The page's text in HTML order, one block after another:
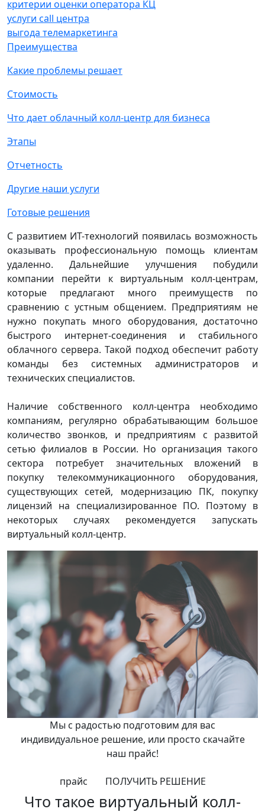
критерии оценки оператора КЦ
услуги call центра
выгода телемаркетинга
Преимущества
Какие проблемы решает
Стоимость
Что дает облачный колл-центр для бизнеса
Этапы
Отчетность
Другие наши услуги
Готовые решения
С развитием ИТ-технологий появилась возможность
оказывать профессиональную помощь клиентам
удаленно. Дальнейшие улучшения побудили
компании перейти к виртуальным колл-центрам,
которые предлагают много преимуществ по
сравнению с устным общением. Предприятиям не
нужно покупать много оборудования, достаточно
быстрого интернет-соединения и стабильного
облачного сервера. Такой подход обеспечит работу
команды без системных администраторов и
технических специалистов.
Наличие собственного колл-центра необходимо
компаниям, регулярно обрабатывающим большое
количество звонков, и предприятиям с развитой
сетью филиалов в России. Но организация такого
сектора потребует значительных вложений в
покупку телекоммуникационного оборудования,
существующих сетей, модернизацию ПК, покупку
лицензий на специализированное ПО. Поэтому в
некоторых случаях рекомендуется запускать
виртуальный колл-центр.
Мы с радостью подготовим для вас
индивидуальное решение, или просто скачайте
наш прайс!
прайс ПОЛУЧИТЬ РЕШЕНИЕ
Что такое виртуальный колл-